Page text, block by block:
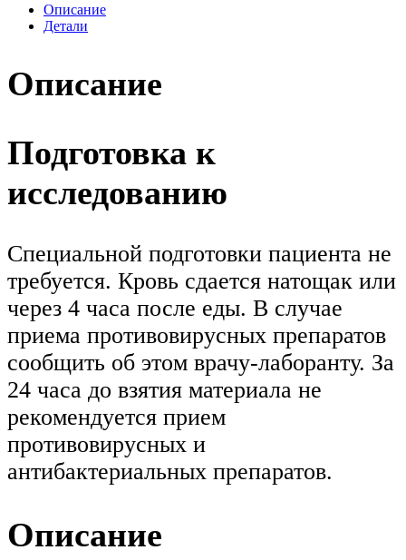
Описание
Детали
Описание
Подготовка к
исследованию
Специальной подготовки пациента не
требуется. Кровь сдается натощак или
через 4 часа после еды. В случае
приема противовирусных препаратов
сообщить об этом врачу-лаборанту. За
24 часа до взятия материала не
рекомендуется прием
противовирусных и
антибактериальных препаратов.
Описание